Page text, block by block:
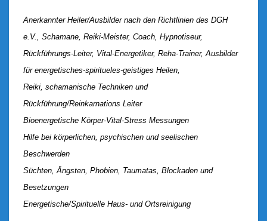
Anerkannter Heiler/Ausbilder nach den Richtlinien des DGH
e.V., Schamane, Reiki-Meister, Coach, Hypnotiseur,
Rückführungs-Leiter, Vital-Energetiker, Reha-Trainer, Ausbilder
für energetisches-spiritueles-geistiges Heilen,
Reiki, schamanische Techniken und
Rückführung/Reinkarnations Leiter
Bioenergetische Körper-Vital-Stress Messungen
Hilfe bei körperlichen, psychischen und seelischen
Beschwerden
Süchten, Ängsten, Phobien, Taumatas, Blockaden und
Besetzungen
Energetische/Spirituelle Haus- und Ortsreinigung